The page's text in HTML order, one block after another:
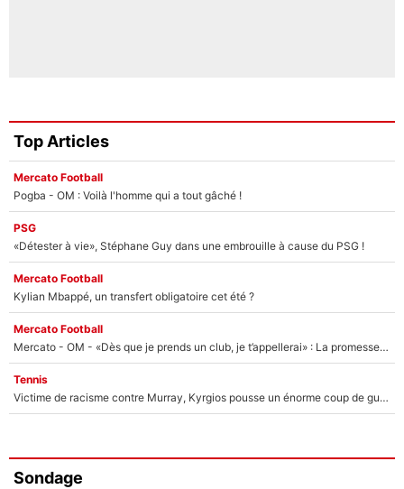
Top Articles
Mercato Football
Pogba - OM : Voilà l'homme qui a tout gâché !
PSG
«Détester à vie», Stéphane Guy dans une embrouille à cause du PSG !
Mercato Football
Kylian Mbappé, un transfert obligatoire cet été ?
Mercato Football
Mercato - OM - «Dès que je prends un club, je t’appellerai» : La promesse de Marcelino au moment de claquer la porte
Tennis
Victime de racisme contre Murray, Kyrgios pousse un énorme coup de gueule !
Sondage